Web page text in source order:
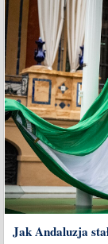
Jak Andaluzja